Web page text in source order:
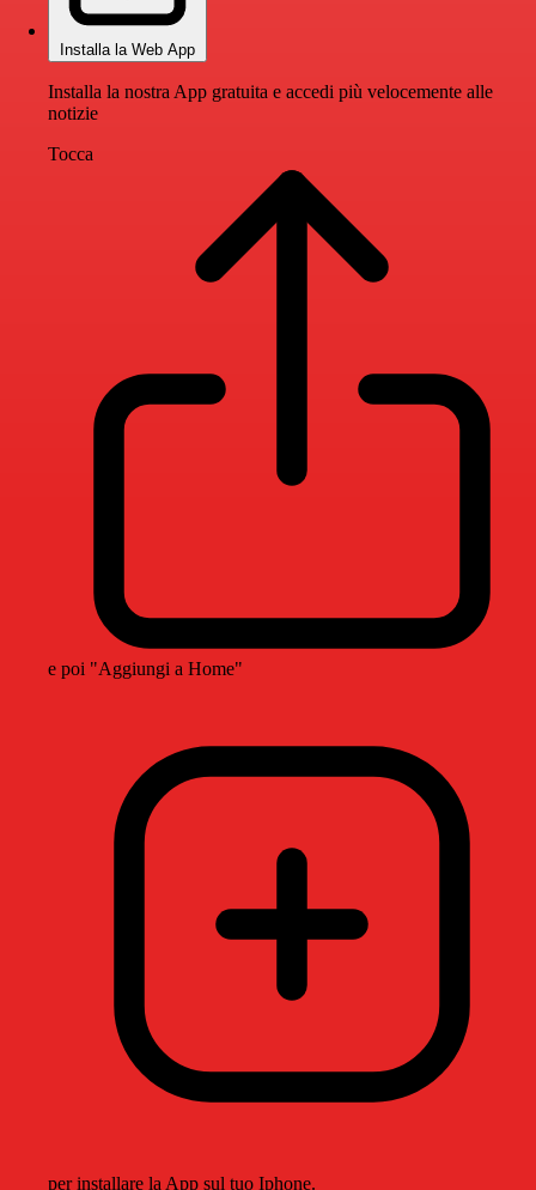
Installa la Web App
Installa la nostra App gratuita e accedi più velocemente alle
notizie
Tocca
e poi "Aggiungi a Home"
per installare la App sul tuo Iphone.